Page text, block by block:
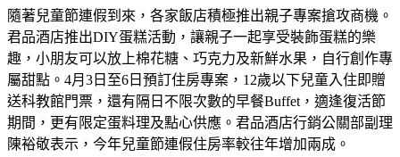
君品酒店推出DIY蛋糕活動，讓親子一起享受裝飾蛋糕的樂
趣，小朋友可以放上棉花糖、巧克力及新鮮水果，自行創作專
屬甜點。4月3日至6日預訂住房專案，12歲以下兒童入住即贈
送科教館門票，還有隔日不限次數的早餐Buffet，適逢復活節
期間，更有限定蛋料理及點心供應。君品酒店行銷公關部副理
陳裕敬表示，今年兒童節連假住房率較往年增加兩成。